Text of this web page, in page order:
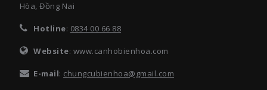
Hòa, Đồng Nai
Hotline: 0834 00 66 88
Website: www.canhobienhoa.com
E-mail: chungcubienhoa@gmail.com